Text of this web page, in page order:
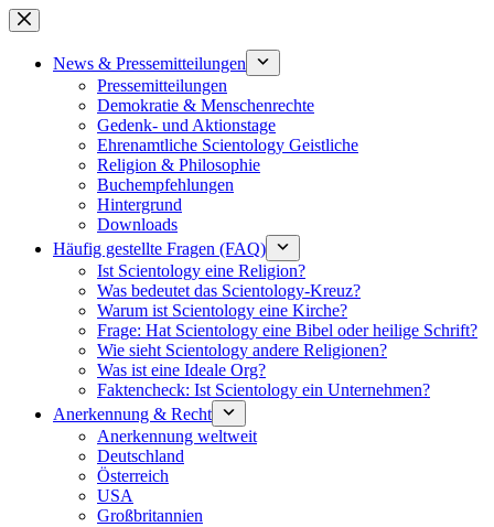
Zum
Inhalt
springenNews & Pressemitteilungen
Pressemitteilungen
Demokratie & Menschenrechte
Gedenk- und Aktionstage
Ehrenamtliche Scientology Geistliche
Religion & Philosophie
Buchempfehlungen
Hintergrund
Downloads
Häufig gestellte Fragen (FAQ)
Ist Scientology eine Religion?
Was bedeutet das Scientology-Kreuz?
Warum ist Scientology eine Kirche?
Frage: Hat Scientology eine Bibel oder heilige Schrift?
Wie sieht Scientology andere Religionen?
Was ist eine Ideale Org?
Faktencheck: Ist Scientology ein Unternehmen?
Anerkennung & Recht
Anerkennung weltweit
Deutschland
Österreich
USA
Großbritannien